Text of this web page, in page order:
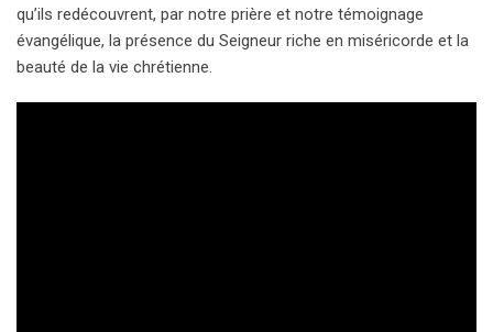
qu’ils redécouvrent, par notre prière et notre témoignage
évangélique, la présence du Seigneur riche en miséricorde et la
beauté de la vie chrétienne.